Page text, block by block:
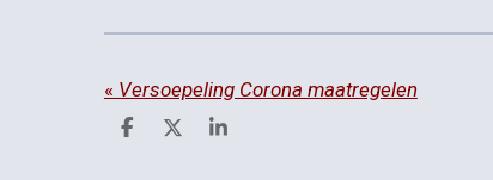
« Versoepeling Corona maatregelen
D
D
S